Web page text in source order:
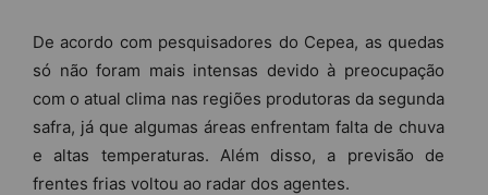
De acordo com pesquisadores do Cepea, as quedas
só não foram mais intensas devido à preocupação
com o atual clima nas regiões produtoras da segunda
safra, já que algumas áreas enfrentam falta de chuva
e altas temperaturas. Além disso, a previsão de
frentes frias voltou ao radar dos agentes.